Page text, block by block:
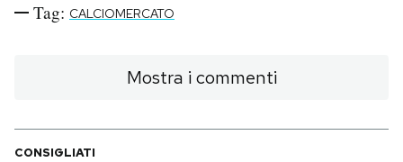
Tag: CALCIOMERCATO
Mostra i commenti
CONSIGLIATI